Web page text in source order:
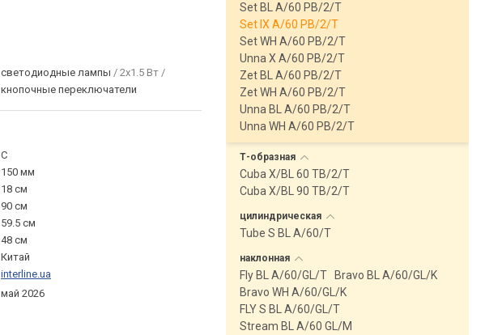
светодиодные лампы / 2x1.5 Вт /
кнопочные переключатели
C
150 мм
18 см
90 см
59.5 см
48 см
Китай
interline.ua
май 2026
Set BL A/60 PB/2/T
Set IX A/60 PB/2/T
Set WH A/60 PB/2/T
Unna X A/60 PB/2/T
Zet BL A/60 PB/2/T
Zet WH A/60 PB/2/T
Unna BL A/60 PB/2/T
Unna WH A/60 PB/2/T
Т-образная
Cuba X/BL 60 TB/2/T
Cuba X/BL 90 TB/2/T
цилиндрическая
Tube S BL A/60/T
наклонная
Fly BL A/60/GL/T
Bravo BL A/60/GL/K
Bravo WH A/60/GL/K
FLY S BL A/60/GL/T
Stream BL A/60 GL/M